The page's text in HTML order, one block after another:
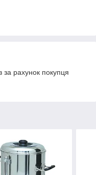
рахунок покупця